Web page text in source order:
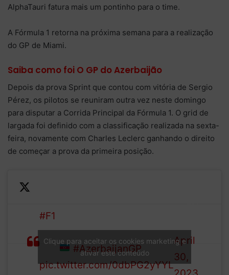
AlphaTauri fatura mais um pontinho para o time.
A Fórmula 1 retorna na próxima semana para a realização
do GP de Miami.
Saiba como foi O GP do Azerbaijão
Depois da prova Sprint que contou com vitória de Sergio
Pérez, os pilotos se reuniram outra vez neste domingo
para disputar a Corrida Principal da Fórmula 1. O grid de
largada foi definido com a classificação realizada na sexta-
feira, novamente com Charles Leclerc ganhando o direito
de começar a prova da primeira posição.
#F1
the 2023 Azerbaijan Grand
Prix
#AzerbaijanGP
pic.twitter.com/0dbPG2yYYL
April
30,
Clique para aceitar os cookies marketing e
ativar este conteúdo